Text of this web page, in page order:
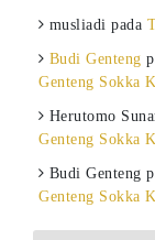
musliadi pada
Budi Genteng
Genteng Sokka
Herutomo
Genteng Sokka
Budi Genteng
Genteng Sokka